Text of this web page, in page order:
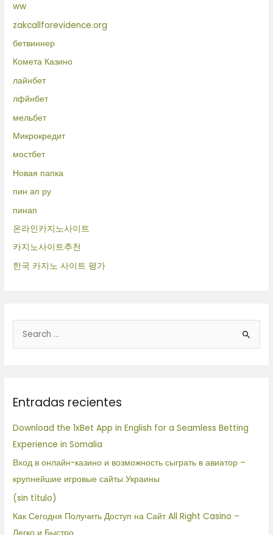
ww
zakcallforevidence.org
бетвиннер
Комета Казино
лайнбет
лфйнбет
мельбет
Микрокредит
мостбет
Новая папка
пин ап ру
пинап
온라인카지노사이트
카지노사이트추천
한국 카지노 사이트 평가
u
a
p
o
r
:
Entradas recientes
Download the 1xBet App in English for a Seamless Betting
Experience in Somalia
Вход в онлайн-казино и возможность сыграть в авиатор –
крупнейшие игровые сайты Украины
(sin título)
Как Сегодня Получить Доступ на Сайт All Right Casino –